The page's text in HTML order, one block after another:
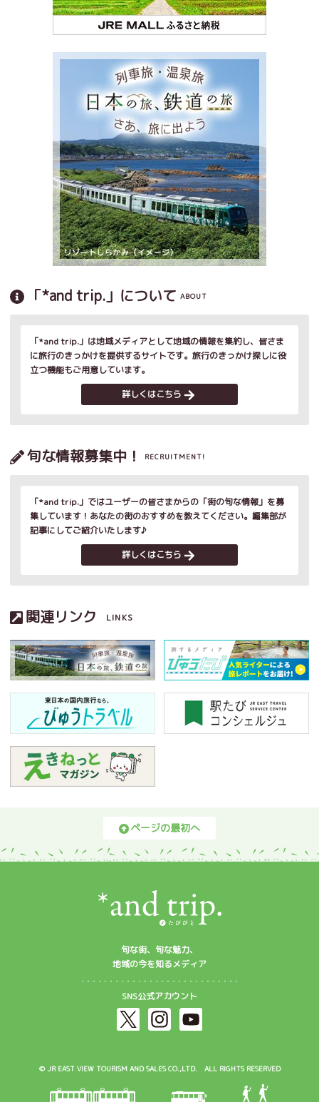
「*and trip.」について ABOUT
「*and trip.」は地域メディアとして地域の情報を集約し、皆さま
に旅行のきっかけを提供するサイトです。旅行のきっかけ探しに役
立つ機能もご用意しています。
詳しくはこちら
旬な情報募集中！ RECRUITMENT!
「*and trip.」ではユーザーの皆さまからの「街の旬な情報」を募
集しています！あなたの街のおすすめを教えてください。編集部が
記事にしてご紹介いたします♪
詳しくはこちら
関連リンク LINKS
ページの最初へ
旬な街、旬な魅力、
地域の今を知るメディア
SNS公式アカウント
© JR EAST VIEW TOURISM AND SALES CO.,LTD. ALL RIGHTS RESERVED